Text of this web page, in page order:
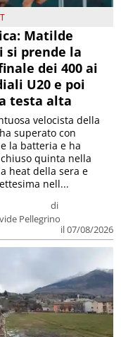
Matilde
si prende la
dei 400 ai
U20 e poi
testa alta
di
Pellegrino
il 07/08/2026
velocista della
superato con
la batteria e ha
quinta nella
heat della sera e
nell...